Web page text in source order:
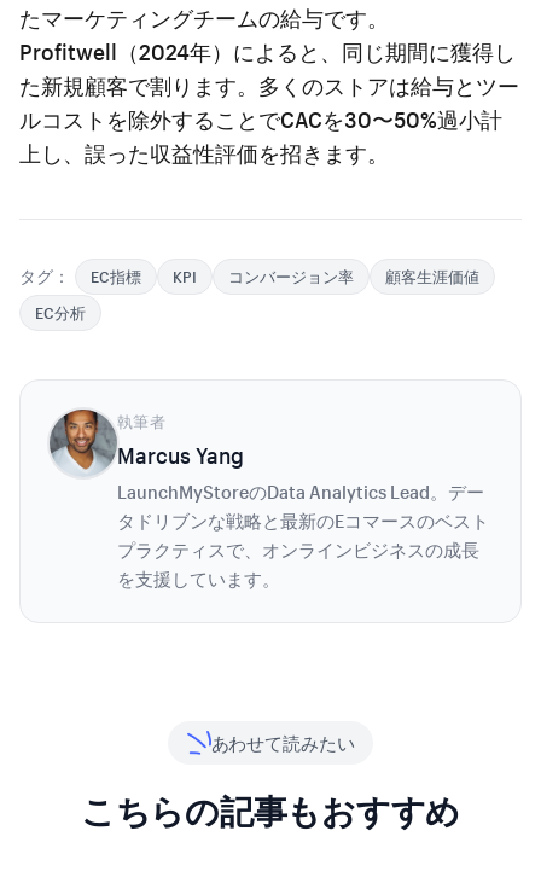
たマーケティングチームの給与です。
Profitwell（2024年）によると、同じ期間に獲得し
た新規顧客で割ります。多くのストアは給与とツー
ルコストを除外することでCACを30〜50%過小計
上し、誤った収益性評価を招きます。
タグ： EC指標 KPI コンバージョン率
顧客生涯価値
EC分析
執筆者
Marcus Yang
LaunchMyStoreのData Analytics Lead。デー
タドリブンな戦略と最新のEコマースのベスト
プラクティスで、オンラインビジネスの成長
を支援しています。
あわせて読みたい
こちらの記事もおすすめ